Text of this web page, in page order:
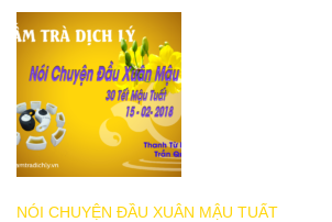
NÓI CHUYỆN ĐẦU XUÂN MẬU TUẤT